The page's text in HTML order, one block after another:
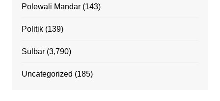
Polewali Mandar(143)
Politik(139)
Sulbar(3,790)
Uncategorized (185)